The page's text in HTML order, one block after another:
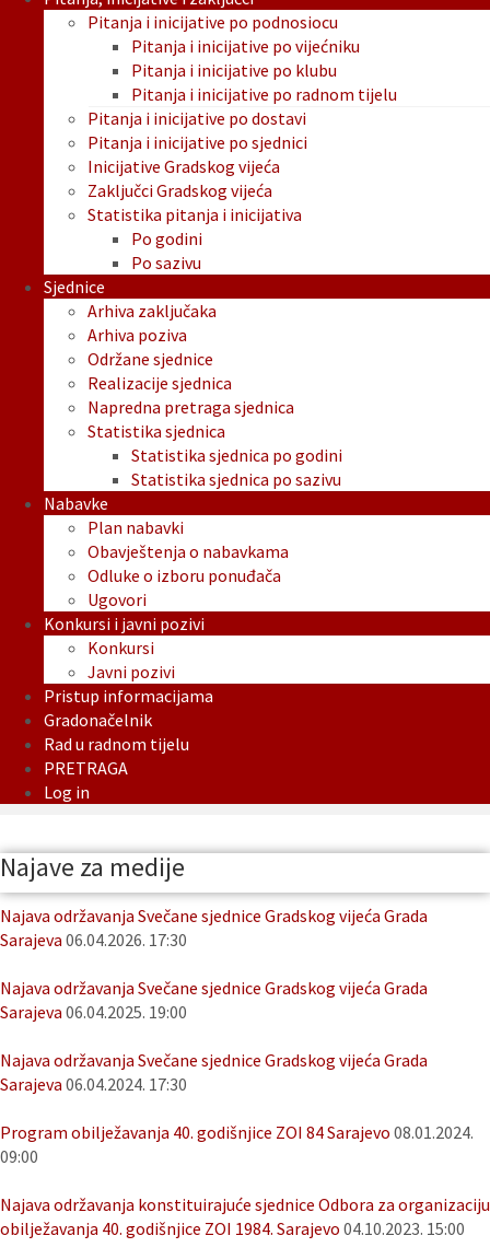
Pitanja i inicijative po podnosiocu
Pitanja i inicijative po vijećniku
Pitanja i inicijative po klubu
Pitanja i inicijative po radnom tijelu
Pitanja i inicijative po dostavi
Pitanja i inicijative po sjednici
Inicijative Gradskog vijeća
Zaključci Gradskog vijeća
Statistika pitanja i inicijativa
Po godini
Po sazivu
Sjednice
Arhiva zaključaka
Arhiva poziva
Održane sjednice
Realizacije sjednica
Napredna pretraga sjednica
Statistika sjednica
Statistika sjednica po godini
Statistika sjednica po sazivu
Nabavke
Plan nabavki
Obavještenja o nabavkama
Odluke o izboru ponuđača
Ugovori
Konkursi i javni pozivi
Konkursi
Javni pozivi
Pristup informacijama
Gradonačelnik
Rad u radnom tijelu
PRETRAGA
Log in
Najave za medije
Najava održavanja Svečane sjednice Gradskog vijeća Grada
Sarajeva 06.04.2026. 17:30
Najava održavanja Svečane sjednice Gradskog vijeća Grada
Sarajeva 06.04.2025. 19:00
Najava održavanja Svečane sjednice Gradskog vijeća Grada
Sarajeva 06.04.2024. 17:30
Program obilježavanja 40. godišnjice ZOI 84 Sarajevo 08.01.2024.
09:00
Najava održavanja konstituirajuće sjednice Odbora za organizaciju
obilježavanja 40. godišnjice ZOI 1984. Sarajevo 04.10.2023. 15:00